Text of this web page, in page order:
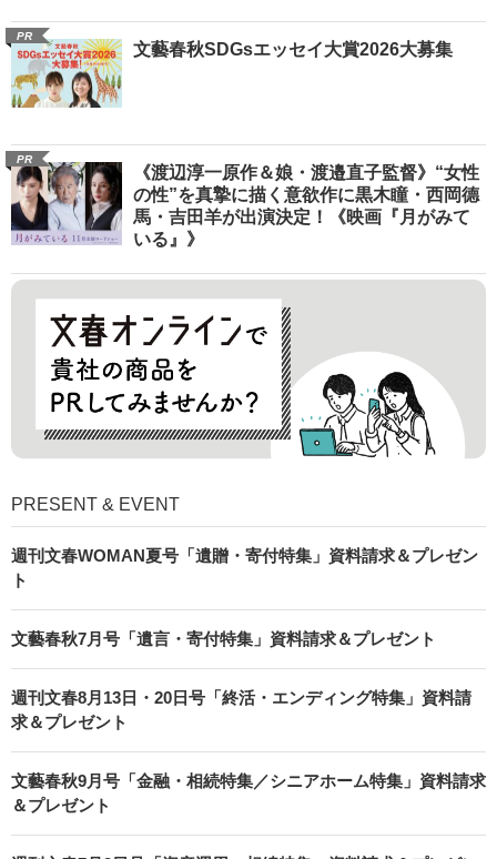
PR
文藝春秋SDGsエッセイ大賞2026大募集
PR
《渡辺淳一原作＆娘・渡邉直子監督》“女性
の性”を真摯に描く意欲作に黒木瞳・西岡德
馬・吉田羊が出演決定！《映画『月がみて
いる』》
PRESENT & EVENT
週刊文春WOMAN夏号「遺贈・寄付特集」資料請求＆プレゼン
ト
文藝春秋7月号「遺言・寄付特集」資料請求＆プレゼント
週刊文春8月13日・20日号「終活・エンディング特集」資料請
求＆プレゼント
文藝春秋9月号「金融・相続特集／シニアホーム特集」資料請求
＆プレゼント